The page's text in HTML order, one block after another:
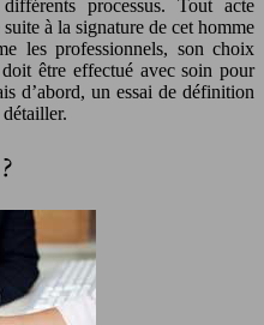
processus.Tout acte
à la signature de cet homme
les professionnels, son choix
être effectué avec soin pour
d’abord, un essai de définition